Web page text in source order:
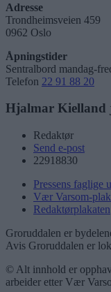
Adresse
Trondheimsveien 459
0962 Oslo
Åpningstider
Sentralbord mandag-
Telefon 22 91 88 20
Hjalmar Kielland
Redaktør
Send e-post
22918830
Pressens faglige
Vær Varsom-
Redaktørplakaten
Groruddalen er
Avis Groruddalen er
© Alt innhold er
arbeider etter Vær